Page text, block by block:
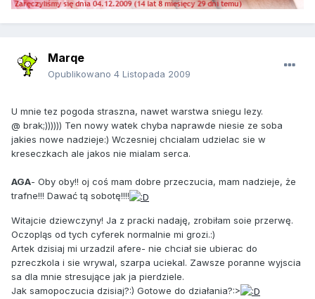
Marqe
Opublikowano 4 Listopada 2009
U mnie tez pogoda straszna, nawet warstwa sniegu lezy.
@ brak;)))))) Ten nowy watek chyba naprawde niesie ze soba
jakies nowe nadzieje:) Wczesniej chcialam udzielac sie w
kreseczkach ale jakos nie mialam serca.
AGA- Oby oby!! oj coś mam dobre przeczucia, mam nadzieje, że
trafne!!! Dawać tą sobotę!!!!
Witajcie dziewczyny! Ja z pracki nadaję, zrobiłam soie przerwę.
Oczopląs od tych cyferek normalnie mi grozi.:)
Artek dzisiaj mi urzadzil afere- nie chciał sie ubierac do
pzreczkola i sie wrywal, szarpa uciekal. Zawsze poranne wyjscia
sa dla mnie stresujące jak ja pierdziele.
Jak samopoczucia dzisiaj?:) Gotowe do działania?:>